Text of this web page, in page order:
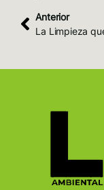
Anterior